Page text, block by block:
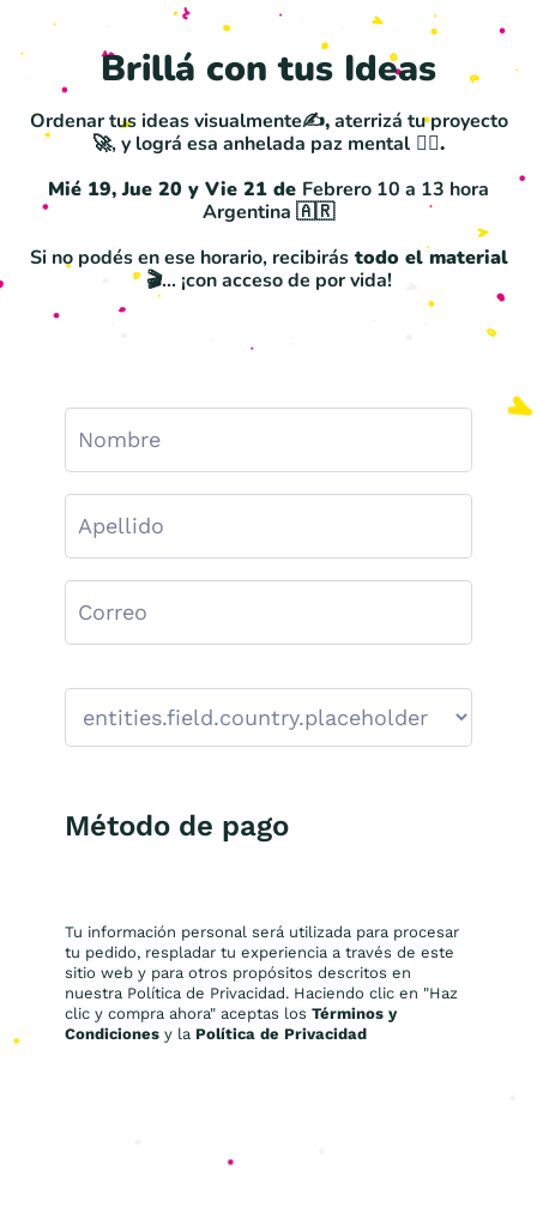
Brillá con tus Ideas
Ordenar tus ideas visualmente✍️,aterrizá tu proyecto
🚀, y lográ esa anhelada paz mental 🧘‍♀️.
Mié 19, Jue 20 y Vie 21 de Febrero 10 a 13 hora
Argentina 🇦🇷
Si no podés en ese horario, recibirástodo el material
🎬... ¡con acceso de por vida!
Método de pago
Tu información personal será utilizada para procesar
tu pedido, respladar tu experiencia a través de este
sitio web y para otros propósitos descritos en
nuestra Política de Privacidad. Haciendo clic en "Haz
clic y compra ahora" aceptas los Términos y
Condiciones y la Política de Privacidad